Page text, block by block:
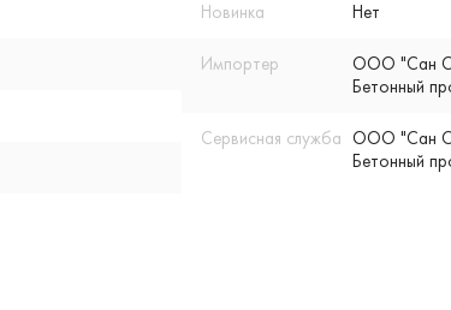
Новинка Нет
Импортер
ООО "Сан
Бетонный
Сервисная служба ООО "Сан
Бетонный